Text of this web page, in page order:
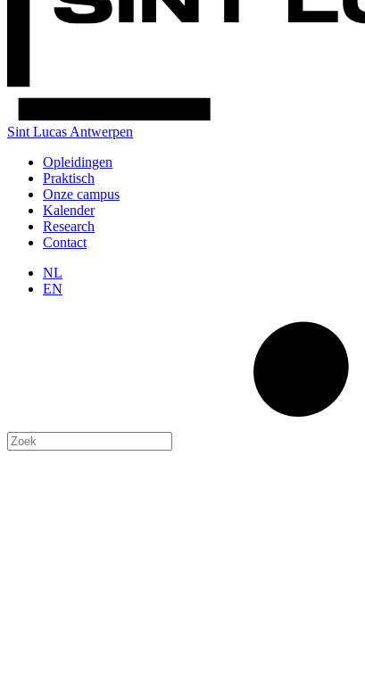
Sint Lucas Antwerpen
Opleidingen
Praktisch
Onze campus
Kalender
Research
Contact
NL
EN